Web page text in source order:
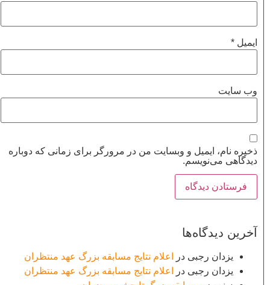
ایمیل *
وب‌ سایت
ذخیره نام، ایمیل و وبسایت من در مرورگر برای زمانی که دوباره
دیدگاهی می‌نویسم.
آخرین دیدگاه‌ها
یزدان رجبیدراعلام نتایج مسابقه بزرگ عهد منتظران
یزدان رجبیدراعلام نتایج مسابقه بزرگ عهد منتظران